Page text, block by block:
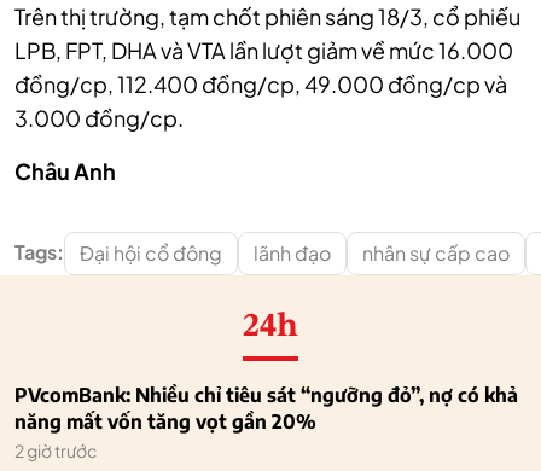
Trên thị trường, tạm chốt phiên sáng 18/3, cổ phiếu
LPB, FPT, DHA và VTA lần lượt giảm về mức16.000
đồng/cp, 112.400 đồng/cp, 49.000 đồng/cp và
3.000 đồng/cp.
Châu Anh
Tags: Đại hội cổ đông lãnh đạo nhân sự cấp cao
24h
PVcomBank: Nhiều chỉ tiêu sát “ngưỡng đỏ”, nợ có khả
năng mất vốn tăng vọt gần 20%
2 giờ trước